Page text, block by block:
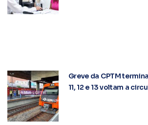
Greve da CPTM
11, 12 e 13 voltam a